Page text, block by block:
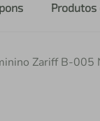
Produtos
Zariff B-005